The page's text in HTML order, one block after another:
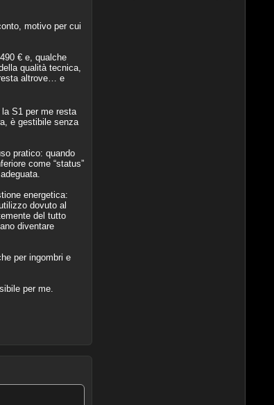
motivo per cui
€ e, qualche
qualità tecnica,
altrove… e
S1 per me resta
è gestibile senza
pratico: quando
come “status”
energetica:
dovuto al
del tutto
diventare
per ingombri e
per me.